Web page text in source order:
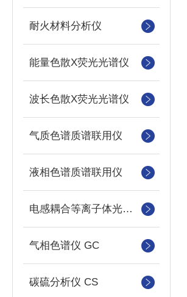
耐火材料分析仪
能量色散X荧光光谱仪
波长色散X荧光光谱仪
气质色谱质谱联用仪
液相色谱质谱联用仪
电感耦合等离子体光谱仪
气相色谱仪 GC
碳硫分析仪 CS